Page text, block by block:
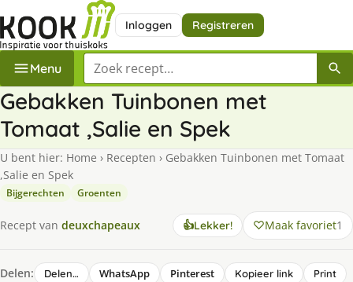
Inloggen Registreren
Menu Zoek een recept
Gebakken Tuinbonen met
Tomaat ,Salie en Spek
U bent hier: Home › Recepten › Gebakken Tuinbonen met Tomaat
,Salie en Spek
Bijgerechten Groenten
Recept van deuxchapeaux 👍Lekker! Maak favoriet1
Delen: Delen… WhatsApp Pinterest Kopieer link Print